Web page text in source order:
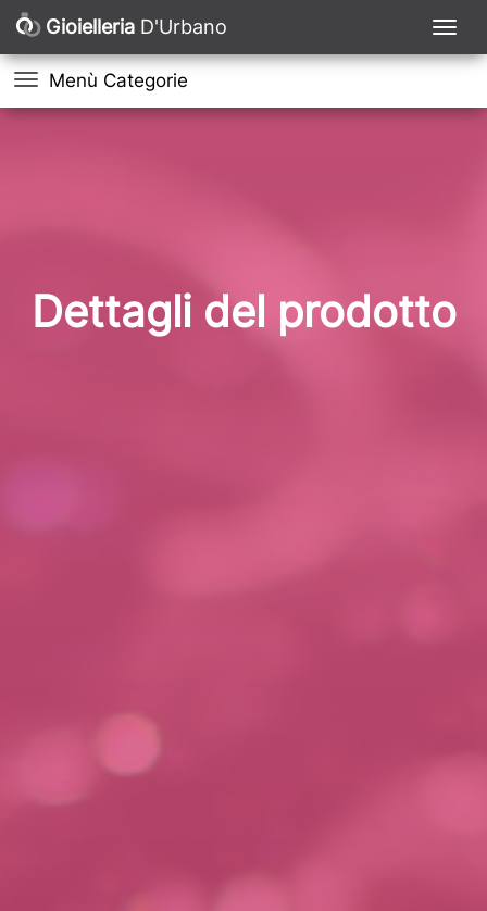
Gioielleria D'Urbano
Menù Categorie
Dettagli del prodotto